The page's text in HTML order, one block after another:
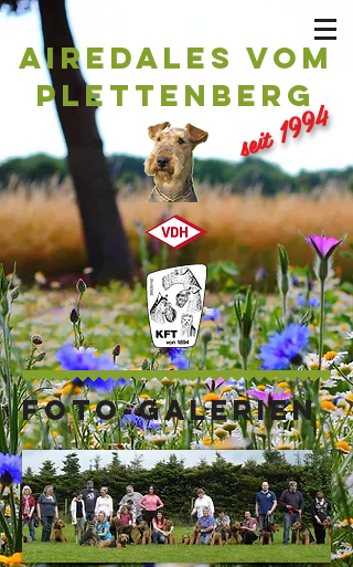
Airedales vom
Plettenberg
seit 1994
Foto-Galerien